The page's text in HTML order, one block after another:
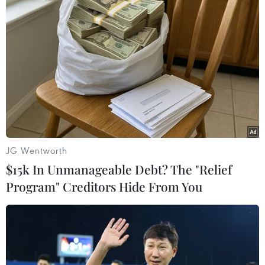
kênh xử lý của Nhà máy nước sông Đà. Dù phát
hiện sự cố, nhưng một số cán bộ của công ty
vẫn để mặc kệ khiến cho nguồn nước qua trạm
xử lý bị nhiễm bẩn. Sự cố đã gây ra cơn khủng
hoảng nước sạch cho hàng vạn cư dân sinh sống
tại khu vực phía Tây Nam Hà Nội./.
(Vietnam+)
JG Wentworth
$15k In Unmanageable Debt? The "Relief
Program" Creditors Hide From You